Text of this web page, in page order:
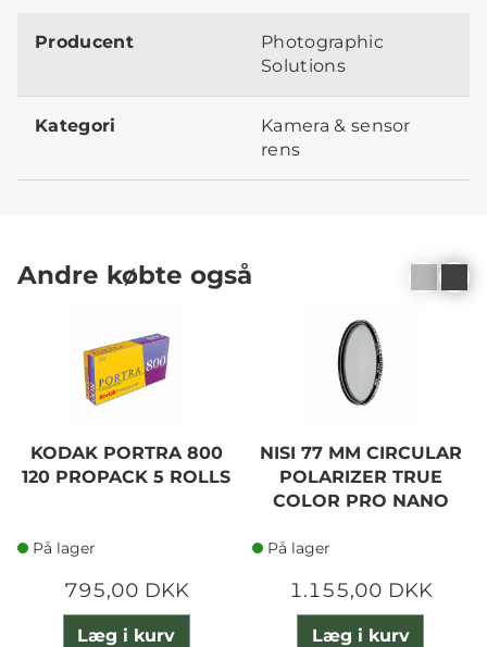
Producent
Photographic
Solutions
Kategori
Kamera & sensor
rens
Andre købte også
KODAK PORTRA 800
120 PROPACK 5 ROLLS
På lager
795,00 DKK
Læg i kurv
NISI 77 MM CIRCULAR
POLARIZER TRUE
COLOR PRO NANO
På lager
1.155,00 DKK
Læg i kurv